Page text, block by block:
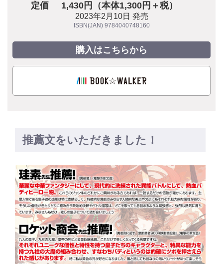
定価 1,430円（本体1,300円＋税）
2023年2月10日 発売
ISBN(JAN) 9784040748160
購入はこちらから
推薦文をいただきました！